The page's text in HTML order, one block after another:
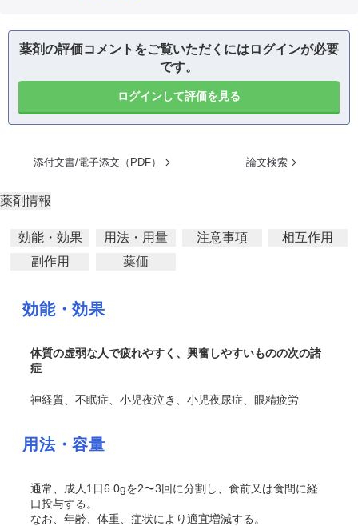
薬剤の評価コメントをご覧いただくにはログインが必要
です。
ログインして評価を見る
添付文書/電子添文（PDF） 論文検索
薬剤情報
効能・効果 用法・用量 注意事項
相互作用
副作用
薬価
効能・効果
体質の虚弱な人で疲れやすく、興奮しやすいものの次の諸
症
神経質、不眠症、小児夜泣き、小児夜尿症、眼精疲労
用法・容量
通常、成人1日6.0gを2〜3回に分割し、食前又は食間に経
口投与する。
なお、年齢、体重、症状により適宜増減する。